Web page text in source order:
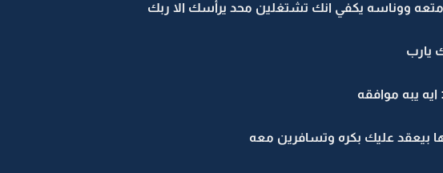
متعه ووناسه يكفي انك تشتغلين محد يرأسك الا ربك
يارب
يبه موافقه
بيعقد عليك بكره وتسافرين معه